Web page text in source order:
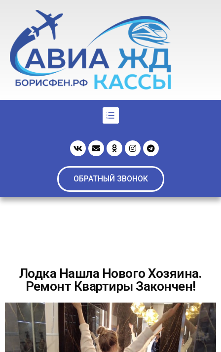
ОБРАТНЫЙ ЗВОНОК
Лодка Нашла Нового Хозяина.
Ремонт Квартиры Закончен!